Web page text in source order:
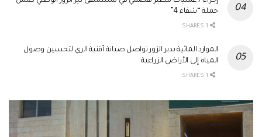
حملة “شفاء 4”
الموارد المائية بدير الزور تواصل صيانة أقنية الري لتحسين وصول
المياه إلى الأراضي الزراعية